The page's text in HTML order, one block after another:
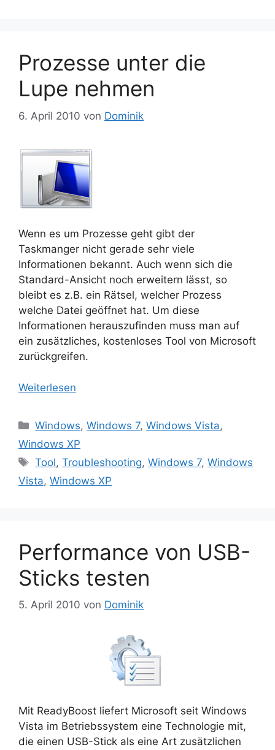
Prozesse unter die
Lupe nehmen
6. April 2010 von Dominik
Wenn es um Prozesse geht gibt der
Taskmanger nicht gerade sehr viele
Informationen bekannt. Auch wenn sich die
Standard-Ansicht noch erweitern lässt, so
bleibt es z.B. ein Rätsel, welcher Prozess
welche Datei geöffnet hat. Um diese
Informationen herauszufinden muss man auf
ein zusätzliches, kostenloses Tool von Microsoft
zurückgreifen.
Weiterlesen
Kategorien
Windows,Windows 7,Windows Vista,
Windows XP
Schlagwörter
Tool,Troubleshooting,Windows 7,Windows
Vista, Windows XP
Performance von USB-
Sticks testen
5. April 2010 von Dominik
Mit ReadyBoost liefert Microsoft seit Windows
Vista im Betriebssystem eine Technologie mit,
die einen USB-Stick als eine Art zusätzlichen